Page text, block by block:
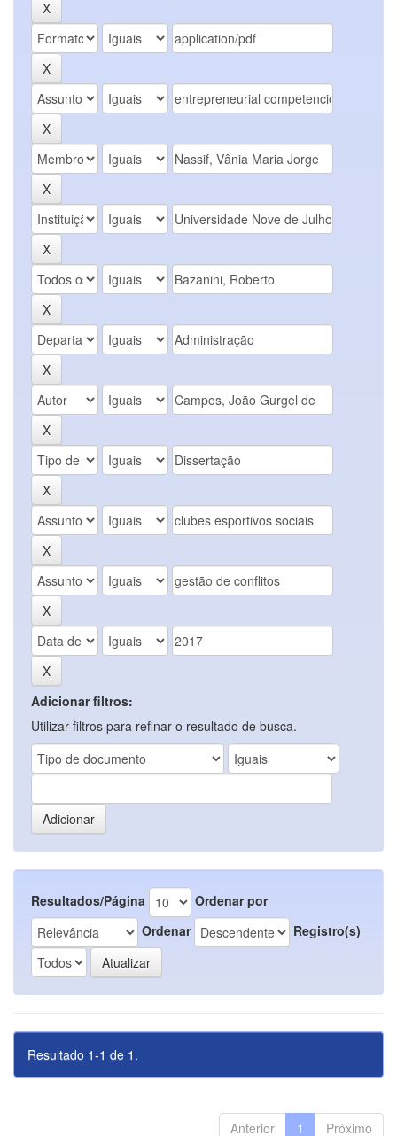
Adicionar filtros:
Utilizar filtros para refinar o resultado de busca.
Resultados/Página
Ordenar por
Ordenar
Registro(s)
Resultado 1-1 de 1.
Anterior 1 Próximo